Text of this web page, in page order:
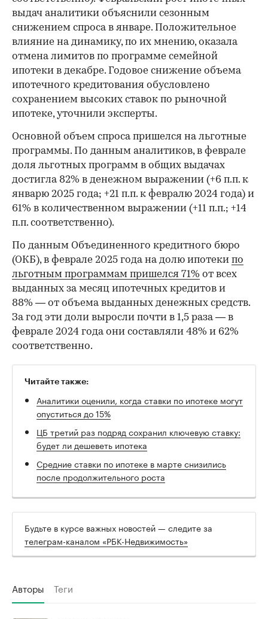
выдач аналитики объяснили сезонным
снижением спроса в январе. Положительное
влияние на динамику, по их мнению, оказала
отмена лимитов по программе семейной
ипотеки в декабре. Годовое снижение объема
ипотечного кредитования обусловлено
сохранением высоких ставок по рыночной
ипотеке, уточнили эксперты.
Основной объем спроса пришелся на льготные
программы. По данным аналитиков, в феврале
доля льготных программ в общих выдачах
достигла 82% в денежном выражении (+6 п.п. к
январю 2025 года; +21 п.п. к февралю 2024 года) и
61% в количественном выражении (+11 п.п.; +14
п.п. соответственно).
По данным Объединенного кредитного бюро
(ОКБ), в феврале 2025 года на долю ипотеки по
льготным программам пришелся 71% от всех
выданных за месяц ипотечных кредитов и
88% — от объема выданных денежных средств.
За год эти доли выросли почти в 1,5 раза — в
феврале 2024 года они составляли 48% и 62%
соответственно.
Читайте также:
Аналитики оценили, когда ставки по ипотеке могут
опуститься до 15%
ЦБ третий раз подряд сохранил ключевую ставку:
будет ли дешеветь ипотека
Средние ставки по ипотеке в марте снизились
после продолжительного роста
Будьте в курсе важных новостей — следите за
телеграм-каналом «РБК-Недвижимость»
Авторы Теги